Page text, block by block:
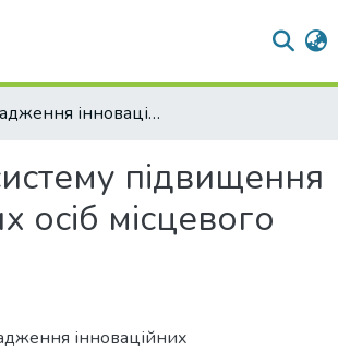
Впровадження інноваційних форм навчання в систему підвищення кваліфікації державних службовців та посадових осіб місцевого самоврядування Полтавської області
підвищення
осіб місцевого
інноваційних